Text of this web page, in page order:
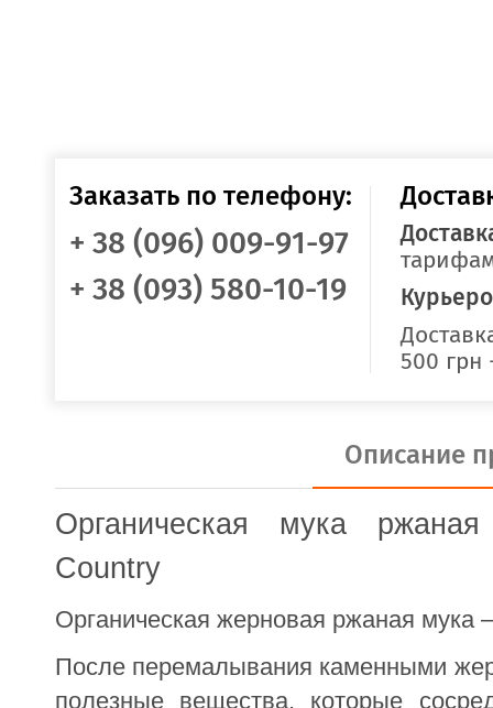
Заказать по телефону:
+ 38 (096) 009-91-97
+ 38 (093) 580-10-19
500
Описание
Органическая мука
Country
Органическая жерновая ржаная мука
После перемалывания каменными
полезные вещества, которые